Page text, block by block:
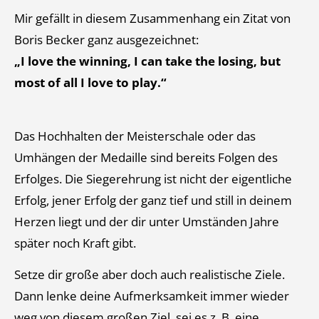
Mir gefällt in diesem Zusammenhang ein Zitat von
Boris Becker ganz ausgezeichnet:
„I love the winning, I can take the losing, but
most of all I love to play.“
Das Hochhalten der Meisterschale oder das
Umhängen der Medaille sind bereits Folgen des
Erfolges. Die Siegerehrung ist nicht der eigentliche
Erfolg, jener Erfolg der ganz tief und still in deinem
Herzen liegt und der dir unter Umständen Jahre
später noch Kraft gibt.
Setze dir große aber doch auch realistische Ziele.
Dann lenke deine Aufmerksamkeit immer wieder